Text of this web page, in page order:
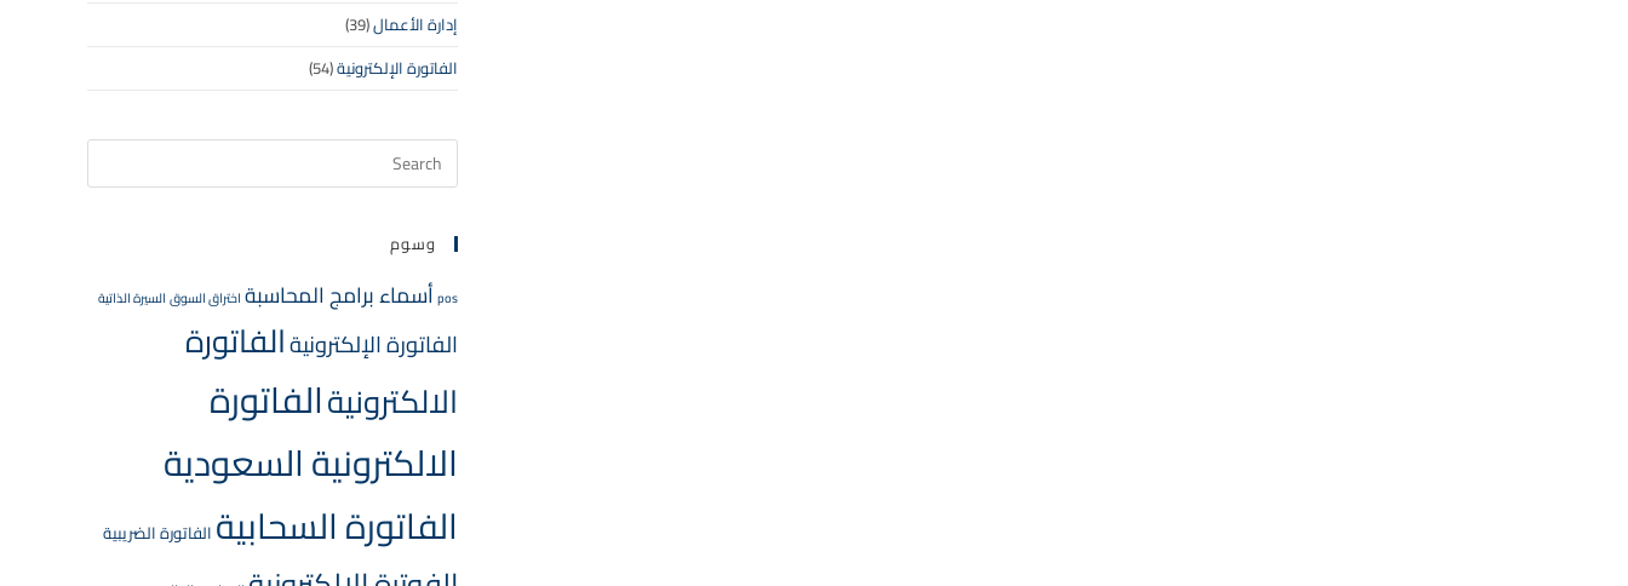
إدارة الأعمال(39)
الفاتورة الإلكترونية(54)
وسوم
pos أسماء برامج المحاسبة اختراق السوق السيرة الذاتية
الفاتورة الإلكترونيةالفاتورة
الالكترونيةالفاتورة
الالكترونية السعودية
الفاتورة السحابية الفاتورة الضريبية